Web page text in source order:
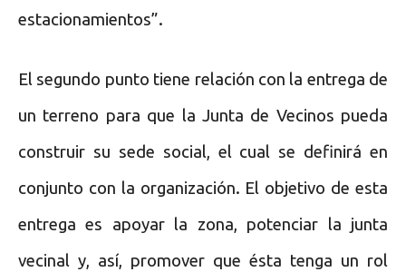
estacionamientos”.
El segundo punto tiene relación con la entrega de
un terreno para que la Junta de Vecinos pueda
construir su sede social, el cual se definirá en
conjunto con la organización. El objetivo de esta
entrega es apoyar la zona, potenciar la junta
vecinal y, así, promover que ésta tenga un rol